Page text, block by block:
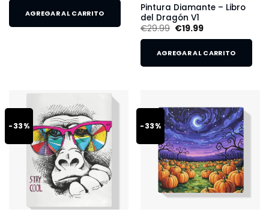
AGREGAR AL CARRITO
Pintura Diamante – Libro
del Dragón V1
€29.99 €19.99
AGREGAR AL CARRITO
-33% -33%